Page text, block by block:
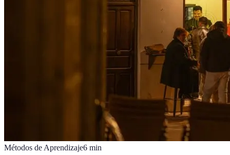
Métodos de Aprendizaje6 min